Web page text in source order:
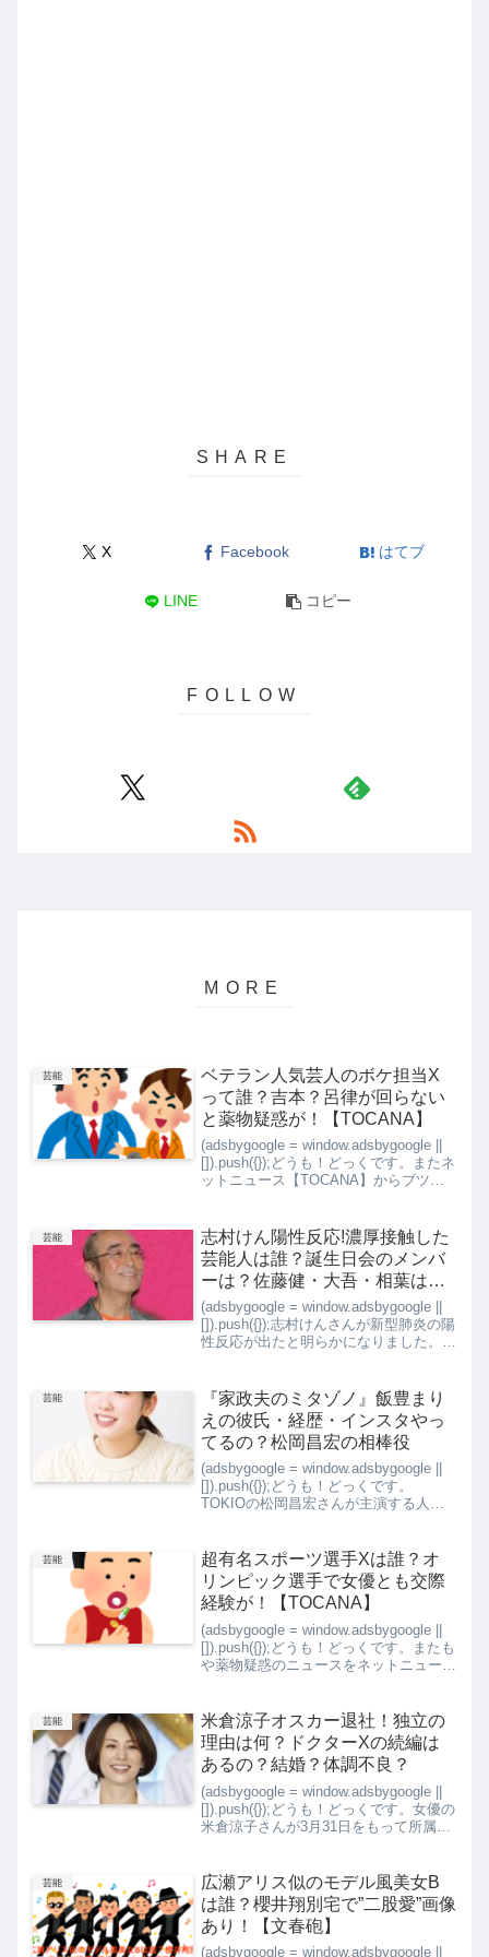
X Facebook はてブ
LINE コピー
芸能
ベテラン人気芸人のボケ担当X
って誰？吉本？呂律が回らない
と薬物疑惑が！【TOCANA】
(adsbygoogle = window.adsbygoogle ||
[]).push({});どうも！どっくです。またネ
ットニュース【TOCANA】からブツ使
コン...
芸能
志村けん陽性反応!濃厚接触した
芸能人は誰？誕生日会のメンバ
ーは？佐藤健・大吾・相葉は大
丈夫？
(adsbygoogle = window.adsbygoogle ||
[]).push({});志村けんさんが新型肺炎の陽
性反応が出たと明らかになりました。
す。25日...
芸能
『家政夫のミタゾノ』飯豊まり
えの彼氏・経歴・インスタやっ
てるの？松岡昌宏の相棒役
(adsbygoogle = window.adsbygoogle ||
[]).push({});どうも！どっくです。
TOKIOの松岡昌宏さんが主演する人気
マ」枠（金曜...
芸能
超有名スポーツ選手Xは誰？オ
リンピック選手で女優とも交際
経験が！【TOCANA】
(adsbygoogle = window.adsbygoogle ||
[]).push({});どうも！どっくです。またも
や薬物疑惑のニュースをネットニュース
名ス...
芸能
米倉涼子オスカー退社！独立の
理由は何？ドクターXの続編は
あるの？結婚？体調不良？
(adsbygoogle = window.adsbygoogle ||
[]).push({});どうも！どっくです。女優の
米倉涼子さんが3月31日をもって所属し
事務...
芸能
広瀬アリス似のモデル風美女B
は誰？櫻井翔別宅で”二股愛”画像
あり！【文春砲】
(adsbygoogle = window.adsbygoogle ||